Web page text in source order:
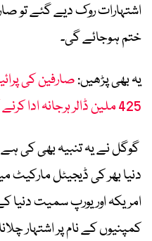
اشتہارات روک دیے گئے تو
ختم ہوجائے گی۔
یہ بھی پڑھیں:صارفین کی
425 ملین ڈالر ہرجانہ ادا کرنے کا حکم
گوگل نے یہ تنبیہ بھی کی
دنیا بھر کی ڈیجیٹل مارکیٹ
امریکہ اور یورپ سمیت
کمپنیوں کے نام پر اشتہار